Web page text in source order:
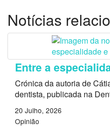
Notícias
Entre a
Crónica da autoria de
dentista, publicada na
20 Julho, 2026
Opinião